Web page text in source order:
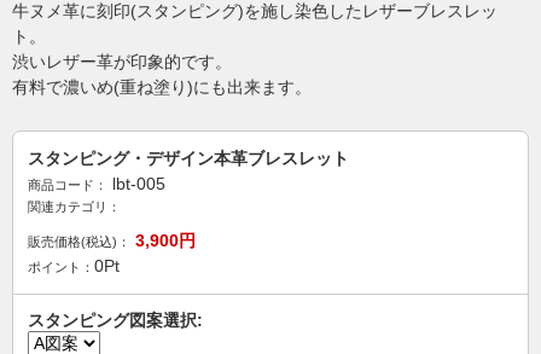
牛ヌメ革に刻印(スタンピング)を施し染色したレザーブレスレッ
ト。
渋いレザー革が印象的です。
有料で濃いめ(重ね塗り)にも出来ます。
スタンピング・デザイン本革ブレスレット
商品コード： lbt-005
関連カテゴリ：
販売価格(税込)： 3,900円
ポイント： 0Pt
スタンピング図案選択: